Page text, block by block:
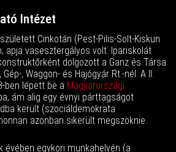
Intézet
Cinkotán (Pest-Pilis-Solt-Kiskun
apja vasesztergályos volt. Ipariskolát
dolgozott a Ganz és Társa
, Waggon- és Hajógyár Rt.-nél. A II.
ben lépett be a Magyarországi
ám alig egy évnyi párttagságot
került (szociáldemokrata
azonban sikerült megszöknie.
évében egykori munkahelyén (a